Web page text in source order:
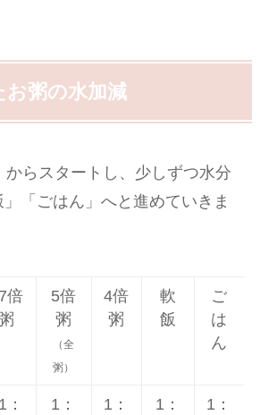
お粥の水加減
からスタートし、少しずつ水分
「ごはん」へと進めていきま
7倍
5倍
粥
（全
粥）
4倍
粥
軟
飯
ご
は
ん
1：
1：
1：
1：
1：